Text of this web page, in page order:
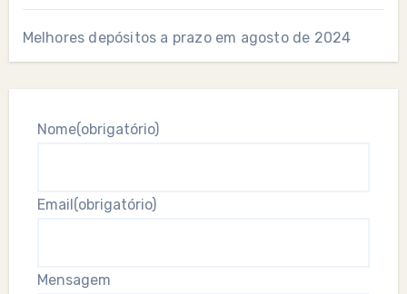
Melhores depósitos a prazo em agosto de 2024
Nome(obrigatório)
Email (obrigatório)
Mensagem